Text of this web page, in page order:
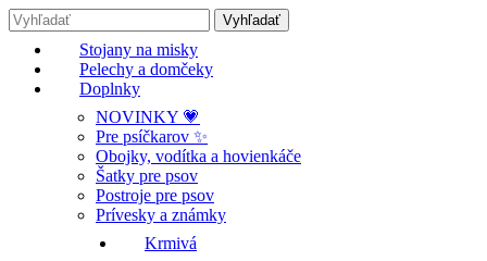
Stojany na misky
Pelechy a domčeky
Doplnky
NOVINKY 💗
Pre psíčkarov ✨
Obojky, vodítka a hovienkáče
Šatky pre psov
Postroje pre psov
Prívesky a známky
Krmivá